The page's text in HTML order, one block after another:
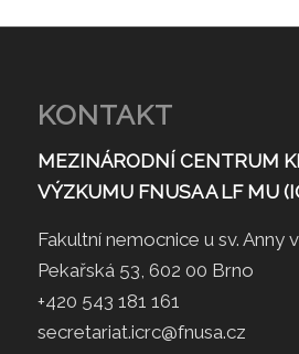
KONTAKT
MEZINÁRODNÍ CENTRUM
VÝZKUMU FNUSA A LF MU
Fakultní nemocnice u sv. Anny
Pekařská 53, 602 00 Brno
+420 543 181 161
secretariat.icrc@fnusa.cz